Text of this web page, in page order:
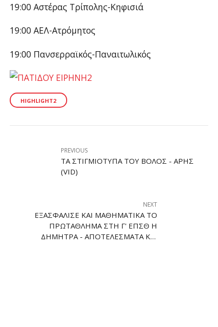
19:00 Αστέρας Τρίπολης-Κηφισιά
19:00 ΑΕΛ-Ατρόμητος
19:00 Πανσερραϊκός-Παναιτωλικός
HIGHLIGHT2
PREVIOUS
ΤΑ ΣΤΙΓΜΙΌΤΥΠΑ ΤΟΥ ΒΌΛΟΣ - ΆΡΗΣ
(VID)
NEXT
ΕΞΑΣΦΆΛΙΣΕ ΚΑΙ ΜΑΘΗΜΑΤΙΚΆ ΤΟ
ΠΡΩΤΆΘΛΗΜΑ ΣΤΗ Γ' ΕΠΣΘ Η
ΔΉΜΗΤΡΑ - ΑΠΟΤΕΛΈΣΜΑΤΑ ΚΑΙ